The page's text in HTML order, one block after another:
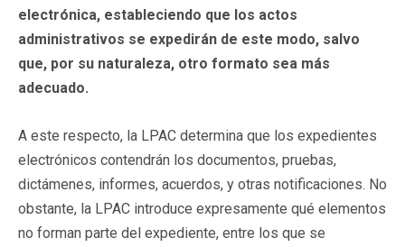
electrónica, estableciendo que los actos
administrativos se expedirán de este modo, salvo
que, por su naturaleza, otro formato sea más
adecuado.
A este respecto, la LPAC determina que los expedientes
electrónicos contendrán los documentos, pruebas,
dictámenes, informes, acuerdos, y otras notificaciones. No
obstante, la LPAC introduce expresamente qué elementos
no forman parte del expediente, entre los que se